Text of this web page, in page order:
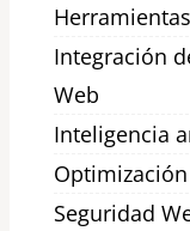
Integración
Web
Inteligencia
Seguridad